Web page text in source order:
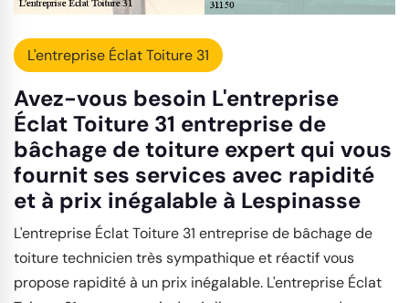
L'entreprise Éclat Toiture 31
Avez-vous besoin L'entreprise
Éclat Toiture 31 entreprise de
bâchage de toiture expert qui vous
fournit ses services avec rapidité
et à prix inégalable à Lespinasse
L'entreprise Éclat Toiture 31 entreprise de bâchage de
toiture technicien très sympathique et réactif vous
propose rapidité à un prix inégalable. L'entreprise Éclat